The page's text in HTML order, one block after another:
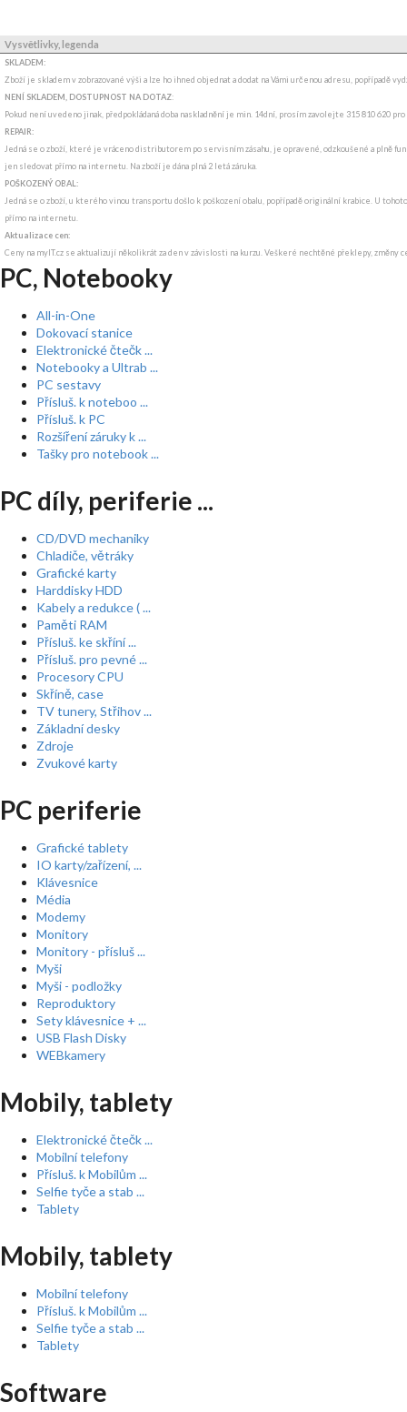
Vysvětlivky, legenda
SKLADEM:
Zboží je skladem v zobrazované výši a lze ho ihned objednat a dodat na Vámi určenou adresu, popřípadě
NENÍ SKLADEM, DOSTUPNOST NA DOTAZ:
Pokud není uvedeno jinak, předpokládaná doba naskladnění je min. 14dní, prosím zavolejte 315 810 620
REPAIR:
Jedná se o zboží, které je vráceno distributorem po servisním zásahu, je opravené, odzkoušené a plně
jen sledovat přímo na internetu. Na zboží je dána plná 2 letá záruka.
POŠKOZENÝ OBAL:
Jedná se o zboží, u kterého vinou transportu došlo k poškození obalu, popřípadě originální krabice. U
přímo na internetu.
Aktualizace cen:
Ceny na myIT.cz se aktualizují několikrát za den v závislosti na kurzu. Veškeré nechtěné překlepy, změny
PC, Notebooky
All-in-One
Dokovací stanice
Elektronické čtečk ...
Notebooky a Ultrab ...
PC sestavy
Přísluš. k noteboo ...
Přísluš. k PC
Rozšíření záruky k ...
Tašky pro notebook ...
PC díly, periferie ...
CD/DVD mechaniky
Chladiče, větráky
Grafické karty
Harddisky HDD
Kabely a redukce ( ...
Paměti RAM
Přísluš. ke skříní ...
Přísluš. pro pevné ...
Procesory CPU
Skříně, case
TV tunery, Střihov ...
Základní desky
Zdroje
Zvukové karty
PC periferie
Grafické tablety
IO karty/zařízení, ...
Klávesnice
Média
Modemy
Monitory
Monitory - přísluš ...
Myši
Myši - podložky
Reproduktory
Sety klávesnice + ...
USB Flash Disky
WEBkamery
Mobily, tablety
Elektronické čtečk ...
Mobilní telefony
Přísluš. k Mobilům ...
Selfie tyče a stab ...
Tablety
Mobily, tablety
Mobilní telefony
Přísluš. k Mobilům ...
Selfie tyče a stab ...
Tablety
Software